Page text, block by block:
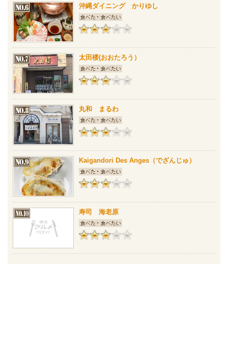
沖縄ダイニング かりゆし
太田楼(おおたろう）
丸和 まるわ
Kaigandori Des Anges（でざんじゅ）
寿司 海老原